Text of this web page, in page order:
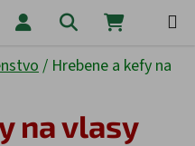
Hľadať
/ Hrebene a kefy na
na vlasy